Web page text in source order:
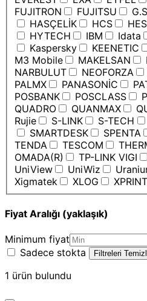
FUJITRON
FUJITSU
HASÇELİK
HCS HES
HYTECH
IBM Idata
Kaspersky
KEENETIC
M3 Mobile
MAKELSAN
NARBULUT
NEOFORZA
PALMX
PANASONİC
POSBANK
POSCLASS
QUADRO
QUANMAX
Rujie
S-LINK S-TECH
SMARTDESK
SPENTA
TENDA
TESCOM
OMADA(R)
TP-LINK VIGI
UniView
UniWiz
Xigmatek
XLOG
Fiyat Aralığı (yaklaşık)
Minimum fiyat
Sadece stokta
Filtreleri
1 ürün bulundu